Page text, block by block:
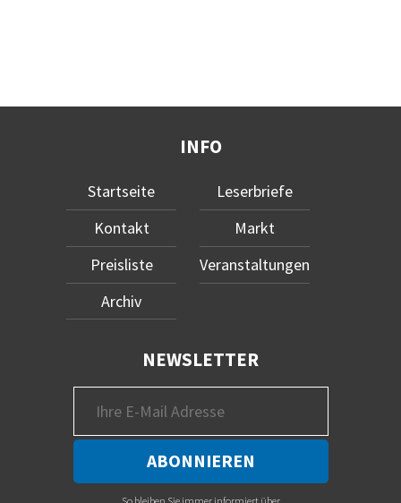
INFO
Startseite
Kontakt
Preisliste
Archiv
Leserbriefe
Markt
Veranstaltungen
NEWSLETTER